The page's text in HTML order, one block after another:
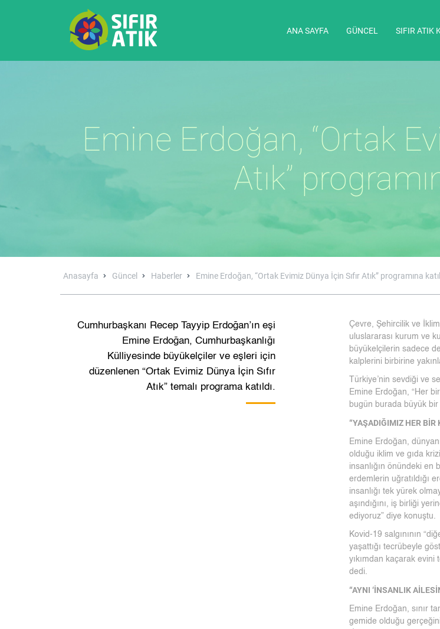
ANA SAYFA GÜNCEL SIFIR ATIK
Emine Erdoğan, “Ortak
Atık”
Anasayfa Güncel Haberler Emine Erdoğan, “Ortak Evimiz Dünya İçin Sıfır Atık” programına
Cumhurbaşkanı Recep Tayyip Erdoğan’ın eşi
Emine Erdoğan, Cumhurbaşkanlığı
Külliyesinde büyükelçiler ve eşleri için
düzenlenen “Ortak Evimiz Dünya İçin Sıfır
Atık” temalı programa katıldı.
Çevre, Şehircilik ve
uluslararası kurum ve
büyükelçilerin sadece
kalplerini birbirine
Türkiye’nin sevdiği ve
Emine Erdoğan, “Her
bugün burada büyük
“YAŞADIĞIMIZ HER BİR
Emine Erdoğan,
olduğu iklim ve gıda
insanlığın önündeki en
erdemlerin uğratıldığı
insanlığı tek yürek
aşındığını, iş birliği
ediyoruz” diye konuştu.
Kovid-19 salgınının
yaşattığı tecrübeyle
yıkımdan kaçarak evini
dedi.
“AYNI ‘İNSANLIK
Emine Erdoğan, sınır
gemide olduğu